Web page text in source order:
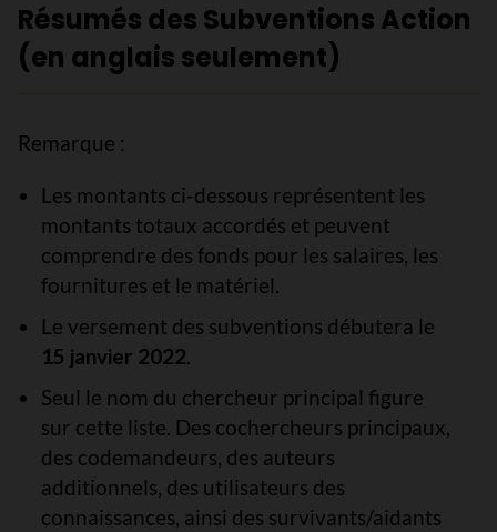
Résumés des Subventions Action
(en anglais seulement)
Remarque :
Les montants ci-dessous représentent les
montants totaux accordés et peuvent
comprendre des fonds pour les salaires, les
fournitures et le matériel.
Le versement des subventions débutera le
15 janvier 2022.
Seul le nom du chercheur principal figure
sur cette liste. Des cochercheurs principaux,
des codemandeurs, des auteurs
additionnels, des utilisateurs des
connaissances, ainsi des survivants/aidants